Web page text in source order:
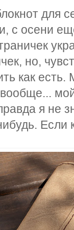
для
с осени
но,
как
я не
Если